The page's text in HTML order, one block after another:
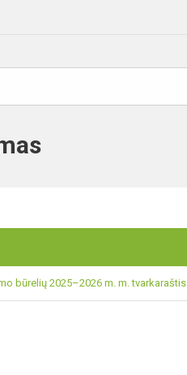
būrelių 2025–2026 m. m. tvarkaraštis